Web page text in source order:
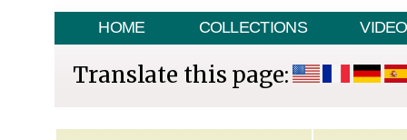
HOME COLLECTIONS VIDEO
Translate this page: